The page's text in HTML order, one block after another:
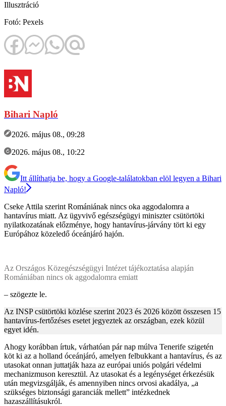
Illusztráció
Fotó: Pexels
Bihari Napló
2026. május 08., 09:28
2026. május 08., 10:22
Itt állíthatja be, hogy a Google-találatokban elöl legyen a Bihari
Napló!
Cseke Attila szerint Romániának nincs oka aggodalomra a
hantavírus miatt. Az ügyvivő egészségügyi miniszter csütörtöki
nyilatkozatának előzménye, hogy hantavírus-járvány tört ki egy
Európához közeledő óceánjáró hajón.
Az Országos Közegészségügyi Intézet tájékoztatása alapján
Romániában nincs ok aggodalomra emiatt
– szögezte le.
Az INSP csütörtöki közlése szerint 2023 és 2026 között összesen 15
hantavírus-fertőzéses esetet jegyeztek az országban, ezek közül
egyet idén.
Ahogy korábban írtuk, várhatóan pár nap múlva Tenerife szigetén
köt ki az a holland óceánjáró, amelyen felbukkant a hantavírus, és az
utasokat onnan juttatják haza az európai uniós polgári védelmi
mechanizmuson keresztül. Az utasokat és a legénységet érkezésük
után megvizsgálják, és amennyiben nincs orvosi akadálya, „a
szükséges biztonsági garanciák mellett” intézkednek
hazaszállításukról.